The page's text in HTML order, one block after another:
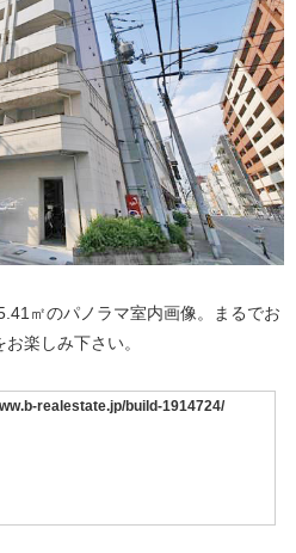
㎡のパノラマ室内画像。まるでお
楽しみ下さい。
realestate.jp/build-1914724/